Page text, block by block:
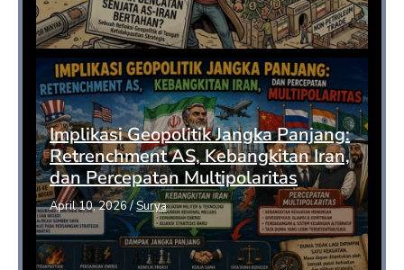
Implikasi Geopolitik Jangka Panjang:
Retrenchment AS, Kebangkitan Iran,
dan Percepatan Multipolaritas
April 10, 2026/Surya